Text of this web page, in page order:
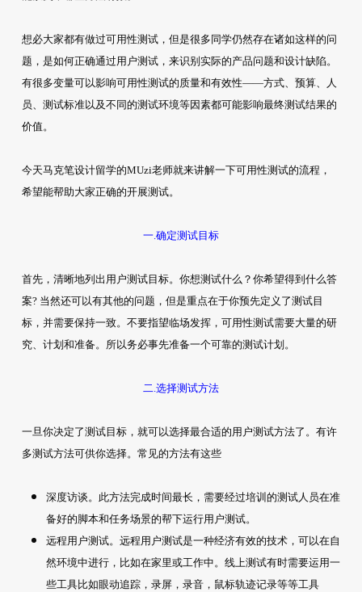
想必大家都有做过可用性测试，但是很多同学仍然存在诸如这样的问
题，是如何正确通过用户测试，来识别实际的产品问题和设计缺陷。
有很多变量可以影响可用性测试的质量和有效性——方式、预算、人
员、测试标准以及不同的测试环境等因素都可能影响最终测试结果的
价值。
今天马克笔设计留学的MUzi老师就来讲解一下可用性测试的流程，
希望能帮助大家正确的开展测试。
一.确定测试目标
首先，清晰地列出用户测试目标。你想测试什么？你希望得到什么答
案? 当然还可以有其他的问题，但是重点在于你预先定义了测试目
标，并需要保持一致。不要指望临场发挥，可用性测试需要大量的研
究、计划和准备。所以务必事先准备一个可靠的测试计划。
二.选择测试方法
一旦你决定了测试目标，就可以选择最合适的用户测试方法了。有许
多测试方法可供你选择。常见的方法有这些
深度访谈。此方法完成时间最长，需要经过培训的测试人员在准
备好的脚本和任务场景的帮下运行用户测试。
远程用户测试。远程用户测试是一种经济有效的技术，可以在自
然环境中进行，比如在家里或工作中。线上测试有时需要运用一
些工具比如眼动追踪，录屏，录音，鼠标轨迹记录等等工具